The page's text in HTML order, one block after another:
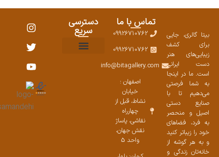
بیتا گالری، جایی
برای کشف
زیبایی‌های هنر
دست ایرانی
است. ما در اینجا
به شما فرصتی
می‌دهیم تا با
صنایع دستی
اصیل و منحصر
به فرد، فضاهای
خود را زیباتر کنید
و به هر گوشه از
خانه‌تان زندگی و
تماس با ما
09926710762
09926710762
info@bitagallery.com
اصفهان :
خیابان
نشاط، قبل از
چهارراه
نقاشی، پاساژ
نقش جهان،
واحد 5
دسترسی
سریع